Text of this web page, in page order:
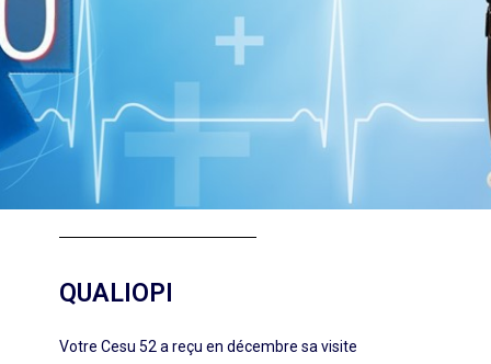
QUALIOPI
Votre Cesu 52 a reçu en décembre sa visite